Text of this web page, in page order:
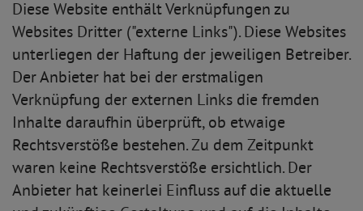
Diese Website enthält Verknüpfungen zu
Websites Dritter ("externe Links"). Diese Websites
unterliegen der Haftung der jeweiligen Betreiber.
Der Anbieter hat bei der erstmaligen
Verknüpfung der externen Links die fremden
Inhalte daraufhin überprüft, ob etwaige
Rechtsverstöße bestehen. Zu dem Zeitpunkt
waren keine Rechtsverstöße ersichtlich. Der
Anbieter hat keinerlei Einfluss auf die aktuelle